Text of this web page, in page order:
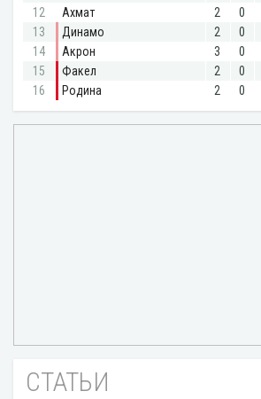
СТАТЬИ